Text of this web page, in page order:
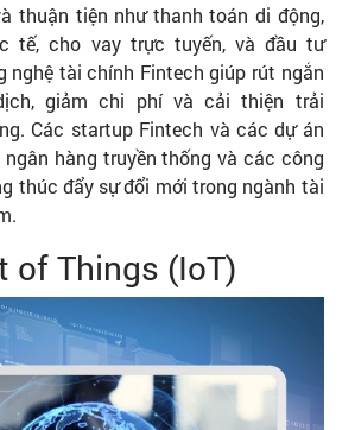
thuận tiện như thanh toán di động,
tế, cho vay trực tuyến, và đầu tư
nghệ tài chính Fintech giúp rút ngắn
giảm chi phí và cải thiện trải
Các startup Fintech và các dự án
hàng truyền thống và các công
thúc đẩy sự đổi mới trong ngành tài
of Things (IoT)